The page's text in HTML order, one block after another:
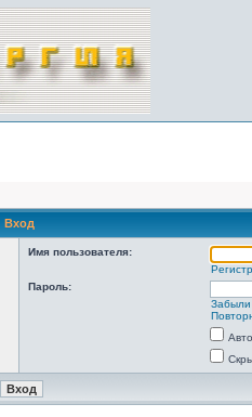
Вход
Имя пользователя:
Пароль:
Забыли